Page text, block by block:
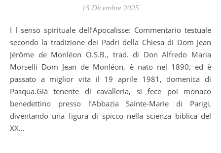
15 Dicembre 2025
Il senso spirituale dell’Apocalisse: Commentario testuale
secondo la tradizione dei Padri della Chiesa di Dom Jean
Jérôme de Monléon O.S.B., trad. di Don Alfredo Maria
Morselli Dom Jean de Monléon, è nato nel 1890, ed è
passato a miglior vita il 19 aprile 1981, domenica di
Pasqua.Già tenente di cavalleria, si fece poi monaco
benedettino presso l’Abbazia Sainte-Marie di Parigi,
diventando una figura di spicco nella scienza biblica del
XX…